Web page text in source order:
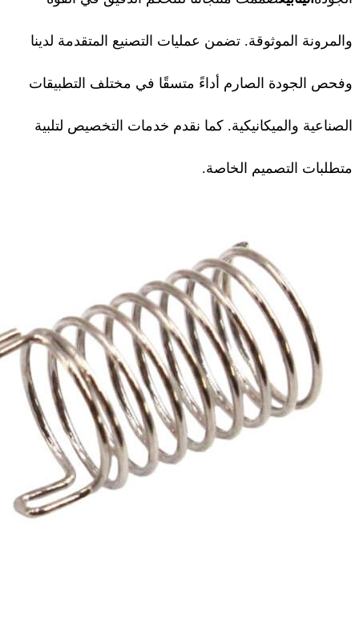
والمرونة الموثوقة. تضمن عمليات التصنيع المتقدمة لدينا
وفحص الجودة الصارم أداءً متسقًا في مختلف التطبيقات
الصناعية والميكانيكية. كما نقدم خدمات التخصيص لتلبية
متطلبات التصميم الخاصة.